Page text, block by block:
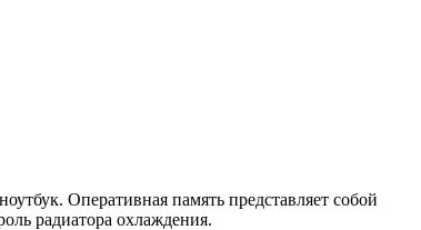
Оперативная память представляет собой
радиатора охлаждения.